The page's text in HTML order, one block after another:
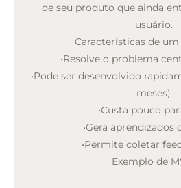
de seu produto que ainda
usuário.
Características de
•Resolve o problema
•Pode ser desenvolvido
meses)
•Custa pouco
•Gera aprendizados
•Permite coletar
Exemplo de